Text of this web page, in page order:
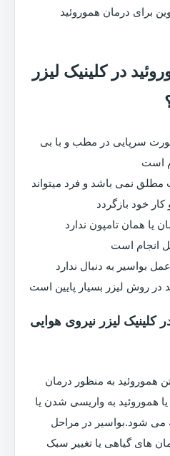
برای درمان هموروئید
در کلینیک لیزر
سرپایی در مطب و با بی
است
مطلق نمی باشد و فرد میتواند
خود بازگردد
یا همان تامپون ندارد
انجام است
بواسیر به دنبال ندارد
در روش لیزر بسیار پایین است
کلینیک لیزر نیروی هوایی
هموروئید به منظور درمان
هموروئید به واریسی شدن یا
شود.بواسیر در مراحل
های گیاهی یا تغییر سبک